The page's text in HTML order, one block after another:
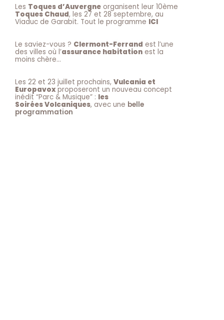
Les Toques d’Auvergne organisent leur 10ème
Toques Chaud, les 27 et 28 septembre, au
Viaduc de Garabit. Tout le programme ICI
Le saviez-vous ? Clermont-Ferrand est l’une
des villes où l’assurance habitation est la
moins chère…
Les 22 et 23 juillet prochains, Vulcania et
Europavox proposeront un nouveau concept
inédit “Parc & Musique” : les
Soirées Volcaniques, avec une belle
programmation